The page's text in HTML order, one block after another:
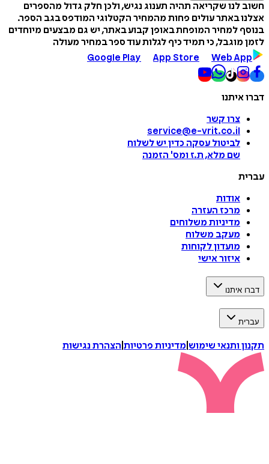
חשוב לנו שקריאה תהיה תענוג נגיש, ולכן חלק גדול מהספרים
אצלנו באתר עולים פחות מהמחיר הקטלוגי המודפס בגב הספר.
בנוסף למחיר המופחת באופן קבוע באתר, יש גם מבצעים מיוחדים
לזמן מוגבל, כי תמיד כיף לגלות עוד ספר במחיר מעולה
Google Play
App Store Web App
דברו איתנו
צרו קשר
service@e-vrit.co.il
לביטול עסקה כדין יש לשלוח
שם מלא, ת.ז ומס' הזמנה
עברית
אודות
מרכז העזרה
מדיניות משלוחים
מעקב משלוח
מועדון לקוחות
איזור אישי
דברו איתנו
עברית
תקנון ותנאי שימוש מדיניות פרטיות הצהרת נגישות